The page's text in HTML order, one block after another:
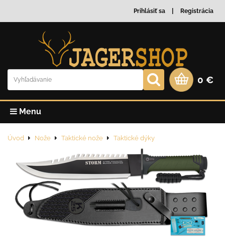
Prihlásiť sa Registrácia
0 €
Menu
Úvod Nože Taktické nože Taktické dýky